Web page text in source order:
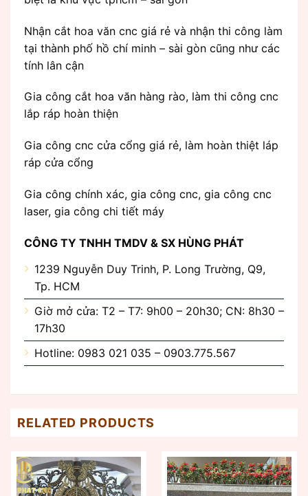
Nhận cắt hoa văn cnc giá rẻ và nhận thi công làm
tại thành phố hồ chí minh – sài gòn cũng như các
tính lân cận
Gia công cắt hoa văn hàng rào, làm thi công cnc
lắp ráp hoàn thiện
Gia công cnc cửa cổng giá rẻ, làm hoàn thiệt láp
ráp cửa cổng
Gia công chính xác, gia công cnc, gia công cnc
laser, gia công chi tiết máy
CÔNG TY TNHH TMDV & SX HÙNG PHÁT
1239 Nguyễn Duy Trinh, P. Long Trường, Q9,
Tp. HCM
Giờ mở cửa: T2 – T7: 9h00 – 20h30; CN: 8h30 –
17h30
Hotline: 0983 021 035 – 0903.775.567
RELATED PRODUCTS